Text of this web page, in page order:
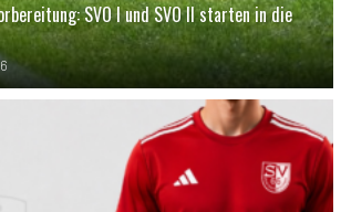
SVO I und SVO II starten in die